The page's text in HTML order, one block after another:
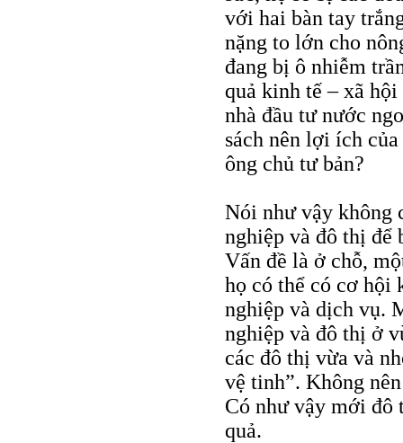
với hai bàn tay
nặng to lớn cho
đang bị ô nhiễm
quả kinh tế – xã hội
nhà đầu tư nước
sách nên lợi ích
ông chủ tư bản?
Nói như vậy không
nghiệp và đô thị để
Vấn đề là ở chỗ,
họ có thể có cơ hội
nghiệp và dịch vụ.
nghiệp và đô thị ở
các đô thị vừa và
vệ tinh”. Không
Có như vậy mới đô
quả.